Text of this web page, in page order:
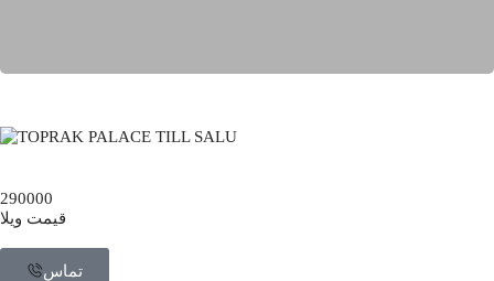
290000
قیمت ویلا
تماس